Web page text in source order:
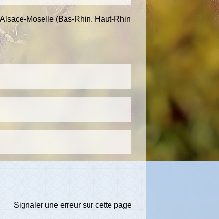
Moselle (Bas-Rhin, Haut-Rhin
Signaler une erreur sur cette page